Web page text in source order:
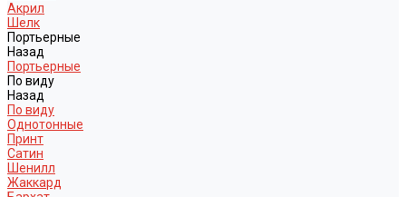
Акрил
Шелк
Портьерные
Назад
Портьерные
По виду
Назад
По виду
Однотонные
Принт
Сатин
Шенилл
Жаккард